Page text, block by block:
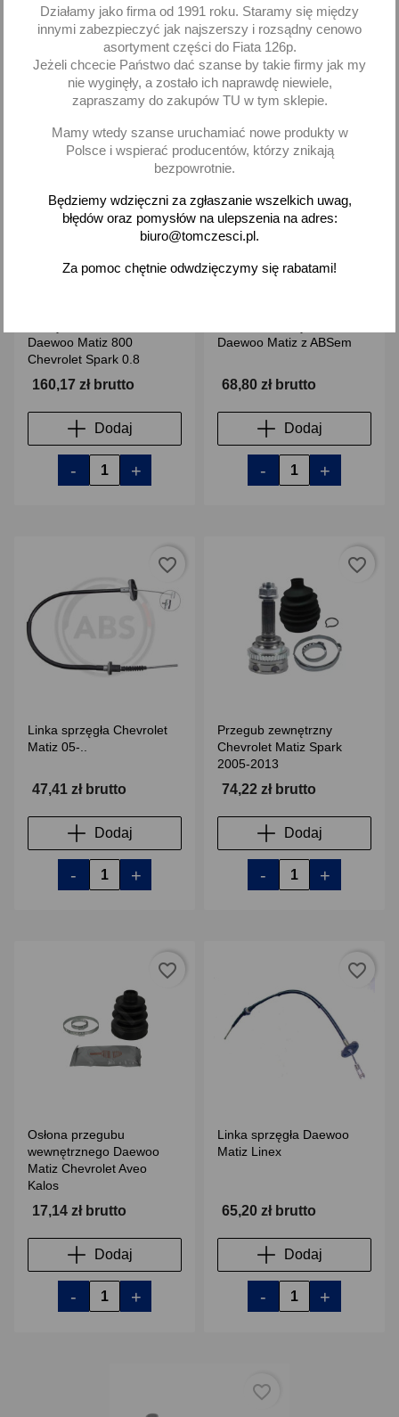
Dodaj
- +
Dodaj
- +
Daewoo Matiz 800
Chevrolet Spark 0.8
160,17 zł brutto
Dodaj
- +
favorite_border
Daewoo Matiz z ABSem
68,80 zł brutto
Dodaj
- +
Linka sprzęgła Chevrolet
Matiz 05-..
47,41 zł brutto
Dodaj
- +
favorite_border
Przegub zewnętrzny
Chevrolet Matiz Spark
2005-2013
74,22 zł brutto
Dodaj
- +
favorite_border
Osłona przegubu
wewnętrznego Daewoo
Matiz Chevrolet Aveo
Kalos
17,14 zł brutto
Dodaj
- +
favorite_border
Linka sprzęgła Daewoo
Matiz Linex
65,20 zł brutto
Dodaj
- +
favorite_border
favorite_border
Działamy jako firma od 1991 roku. Staramy się między
innymi zabezpieczyć jak najszerszy i rozsądny cenowo
asortyment części do Fiata 126p.
Jeżeli chcecie Państwo dać szanse by takie firmy jak my
nie wyginęły, a zostało ich naprawdę niewiele,
zapraszamy do zakupów TU w tym sklepie.
Mamy wtedy szanse uruchamiać nowe produkty w
Polsce i wspierać producentów, którzy znikają
bezpowrotnie.
Będziemy wdzięczni za zgłaszanie wszelkich uwag,
błędów oraz pomysłów na ulepszenia na adres:
biuro@tomczesci.pl.
Za pomoc chętnie odwdzięczymy się rabatami!